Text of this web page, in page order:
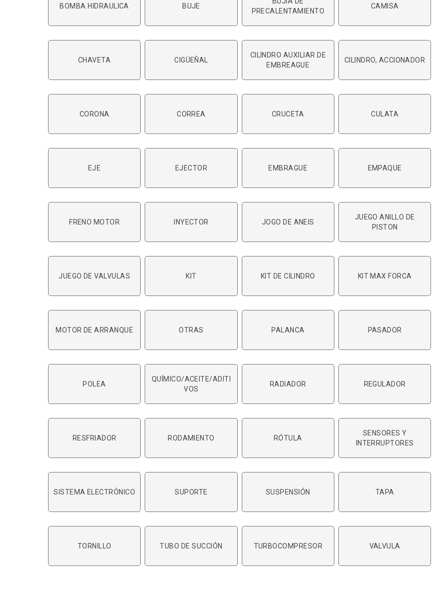
BOMBA HIDRAULICA BUJE
PRECALENTAMIENTO
CAMISA
CHAVETA CIGÜEÑAL
CILINDRO AUXILIAR DE
EMBREAGUE
CILINDRO, ACCIONADOR
CORONA CORREA CRUCETA CULATA
EJE EJECTOR EMBRAGUE EMPAQUE
FRENO MOTOR INYECTOR JOGO DE ANEIS
JUEGO ANILLO DE
PISTON
JUEGO DE VALVULAS KIT KIT DE CILINDRO KIT MAX FORCA
MOTOR DE ARRANQUE OTRAS PALANCA PASADOR
POLEA
QUÍMICO/ACEITE/ADITI
VOS
RADIADOR REGULADOR
RESFRIADOR RODAMIENTO RÓTULA
SENSORES Y
INTERRUPTORES
SISTEMA ELECTRÓNICO SUPORTE SUSPENSIÓN TAPA
TORNILLO TUBO DE SUCCIÓN TURBOCOMPRESOR VALVULA